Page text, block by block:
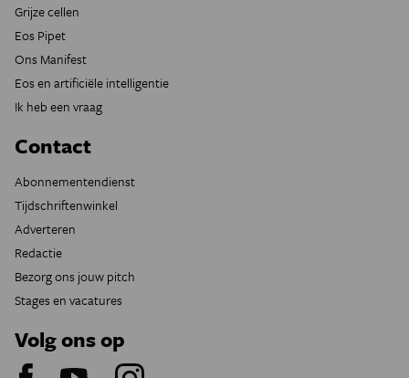
Grijze cellen
Eos Pipet
Ons Manifest
Eos en artificiële intelligentie
Ik heb een vraag
Contact
Abonnementendienst
Tijdschriftenwinkel
Adverteren
Redactie
Bezorg ons jouw pitch
Stages en vacatures
Volg ons op